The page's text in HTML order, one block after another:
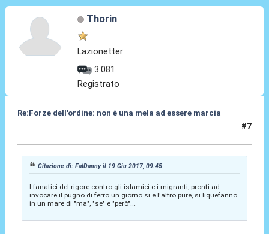
Thorin
Lazionetter
3.081
Registrato
Re:Forze dell'ordine: non è una mela ad essere marcia
#7
Citazione di: FatDanny il 19 Giu 2017, 09:45
I fanatici del rigore contro gli islamici e i migranti, pronti ad
invocare il pugno di ferro un giorno si e l'altro pure, si liquefanno
in un mare di "ma", "se" e "però"...